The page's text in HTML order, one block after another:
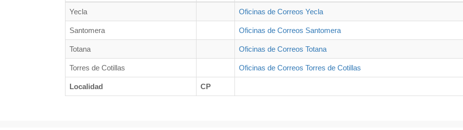
Yecla Oficinas de Correos Yecla
Santomera Oficinas de Correos Santomera
Totana Oficinas de Correos Totana
Torres de Cotillas Oficinas de Correos Torres de Cotillas
Localidad CP